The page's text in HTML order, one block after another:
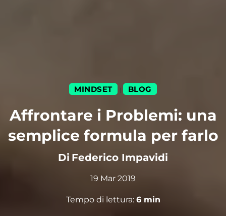
MINDSET | BLOG
Affrontare i Problemi: una
semplice formula per farlo
Di Federico Impavidi
19 Mar 2019
Tempo di lettura: 6min